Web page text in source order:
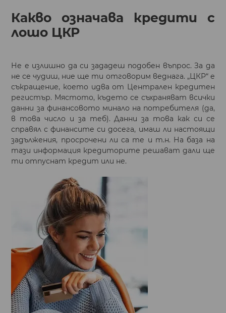
Какво означава кредити с
лошо ЦКР
Не е излишно да си зададеш подобен въпрос. За да
не се чудиш, ние ще ти отговорим веднага. „ЦКР“ е
съкращение, което идва от Централен кредитен
регистър. Мястото, където се съхраняват всички
данни за финансовото минало на потребителя (да,
в това число и за теб). Данни за това как си се
справял с финансите си досега, имаш ли настоящи
задължения, просрочени ли са те и т.н. На база на
тази информация кредиторите решават дали ще
ти отпуснат кредит или не.